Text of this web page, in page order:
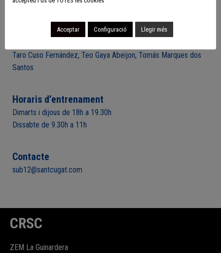
Chasserot, Luca Nonis Zivillica, Marc Marti Torralba, Mateo
Nico Roche Scala, Oriol Ruiz Llonch, Paola Castilla Batlle, Quino
Taro Cuso Fernández, Teo Gaya Abeijon, Tomás Marques dos
Santos
Horaris d’entrenament
Dimarts i dijous de 18h a 19.30h
Dissabte de 9.30h a 11h
Contacte
sub12@santcugat.com
CRSC
ZEM La Guinardera
Acceptar Configuració Llegir més